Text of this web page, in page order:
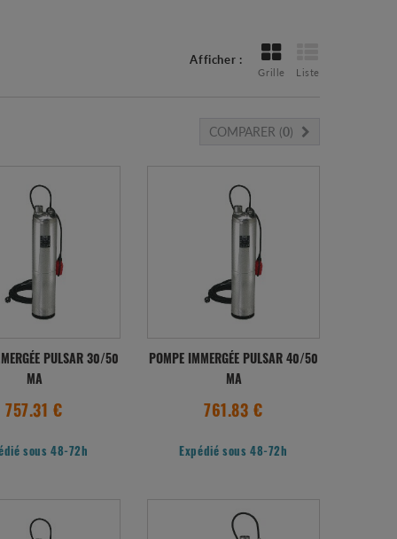
Afficher :
Grille Liste
COMPARER (0)
PULSAR 30/50
MA
757.31 €
sous 48-72h
POMPE IMMERGÉE PULSAR 40/50
MA
761.83 €
Expédié sous 48-72h